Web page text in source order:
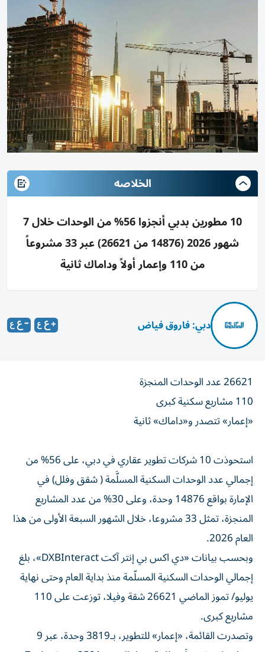
الخلاصه
10 مطورين بدبي أنجزوا 56% من الوحدات خلال 7
شهور 2026 (14876 من 26621) عبر 33 مشروعاً
من 110 وإعمار أولاً وداماك ثانية
دبي: فاروق فياض
26621 عدد الوحدات المنجزة
110 مشاريع سكنية كبرى
«إعمار» تتصدر و«داماك» ثانية
استحوذت 10 شركات تطوير عقاري في دبي، على 56% من
إجمالي عدد الوحدات السكنية المسلَّمة ( شقق وفلل) في
الإمارة بواقع 14876 وحدة، وعلى 30% من عدد المشاريع
المنجزة، تمثل 33 مشروعا، خلال الشهور السبعة الأولى من هذا
العام 2026.
وبحسب بيانات «دي اكس بي إنتر آكت DXBInteract»، بلغ
إجمالي الوحدات السكنية المسلّمة منذ بداية العام وحتى نهاية
يوليو/ تموز الماضي 26621 شقة وفيلا، توزعت على 110
مشاريع كبرى.
وتصدرت القائمة، «إعمار» للتطوير، بـ3819 وحدة، عبر 9